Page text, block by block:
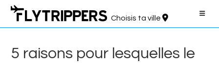
Aller
contenu
Choisis ta ville
5 raisons pour lesquelles le